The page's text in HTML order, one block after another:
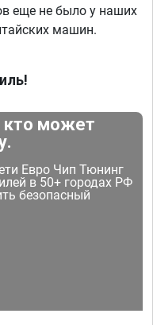
еще не было у наших
машин.
кто может
Евро Чип Тюнинг
в 50+ городах РФ
безопасный